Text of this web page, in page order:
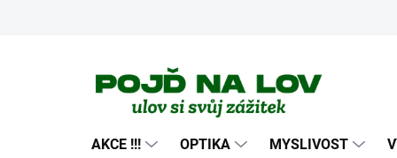
AKCE !!! OPTIKA MYSLIVOST